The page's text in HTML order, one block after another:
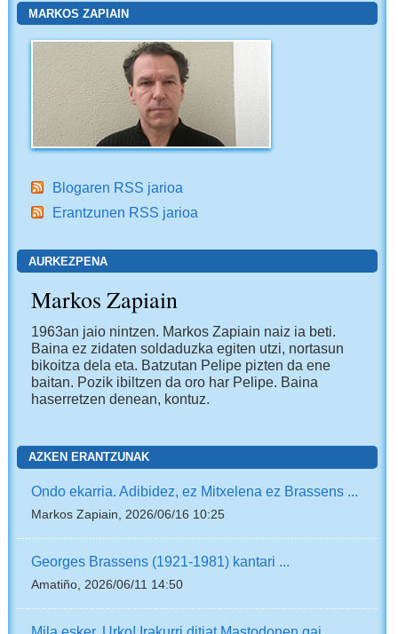
MARKOS ZAPIAIN
Blogaren RSS jarioa
Erantzunen RSS jarioa
AURKEZPENA
Markos Zapiain
1963an jaio nintzen. Markos Zapiain naiz ia beti.
Baina ez zidaten soldaduzka egiten utzi, nortasun
bikoitza dela eta. Batzutan Pelipe pizten da ene
baitan. Pozik ibiltzen da oro har Pelipe. Baina
haserretzen denean, kontuz.
AZKEN ERANTZUNAK
Ondo ekarria. Adibidez, ez Mitxelena ez Brassens ...
Markos Zapiain, 2026/06/16 10:25
Georges Brassens (1921-1981) kantari ...
Amatiño, 2026/06/11 14:50